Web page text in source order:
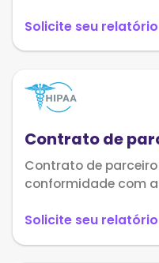
Solicite seu
Contrato de
Contrato de
conformidade com a
Solicite seu